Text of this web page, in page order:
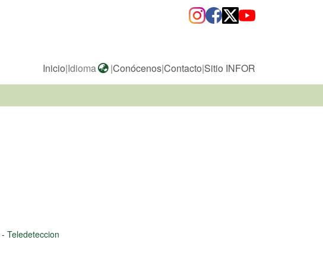
Inicio|Idioma |Conócenos|Contacto|Sitio INFOR
- Teledeteccion